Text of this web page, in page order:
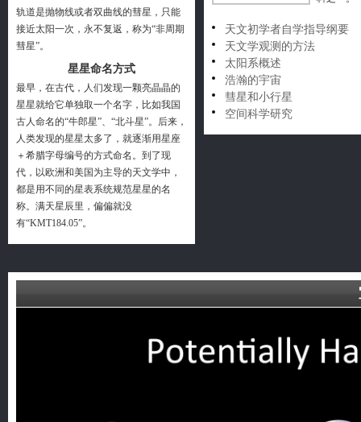
轨道是抛物线或者双曲线的彗星，只能
接近太阳一次，永不复返，称为“非周期
彗星”。
星星命名方式
最早，在古代，人们发现一颗亮晶晶的
星星就给它单独取一个名字，比如我国
古人命名的“牛郎星”、“北斗星”。后来，
人类发现的星星太多了，就逐渐用星座
＋希腊字母编号的方式命名。到了现
代，以欧洲和美国为主导的天文学中，
都是用不同的星表系统规范星星的名
称。满天星辰里，偏偏就没
有“KMT184.05”。
天文初学者自学指导纲要
天文学观测的方法
太阳系概述
浩瀚的宇宙
彗星和小行星
空间科学研究